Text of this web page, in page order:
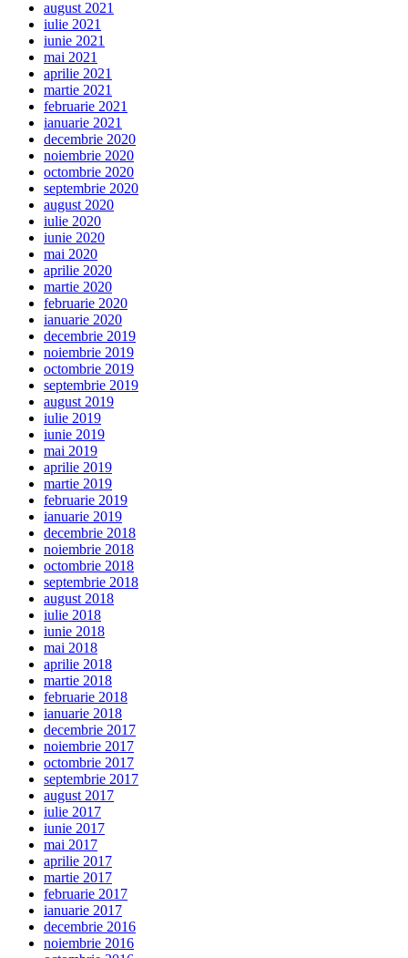
august 2021
iulie 2021
iunie 2021
mai 2021
aprilie 2021
martie 2021
februarie 2021
ianuarie 2021
decembrie 2020
noiembrie 2020
octombrie 2020
septembrie 2020
august 2020
iulie 2020
iunie 2020
mai 2020
aprilie 2020
martie 2020
februarie 2020
ianuarie 2020
decembrie 2019
noiembrie 2019
octombrie 2019
septembrie 2019
august 2019
iulie 2019
iunie 2019
mai 2019
aprilie 2019
martie 2019
februarie 2019
ianuarie 2019
decembrie 2018
noiembrie 2018
octombrie 2018
septembrie 2018
august 2018
iulie 2018
iunie 2018
mai 2018
aprilie 2018
martie 2018
februarie 2018
ianuarie 2018
decembrie 2017
noiembrie 2017
octombrie 2017
septembrie 2017
august 2017
iulie 2017
iunie 2017
mai 2017
aprilie 2017
martie 2017
februarie 2017
ianuarie 2017
decembrie 2016
noiembrie 2016